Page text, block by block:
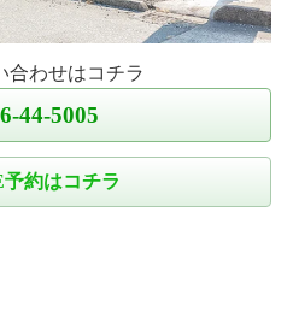
合わせはコチラ
44-5005
約はコチラ